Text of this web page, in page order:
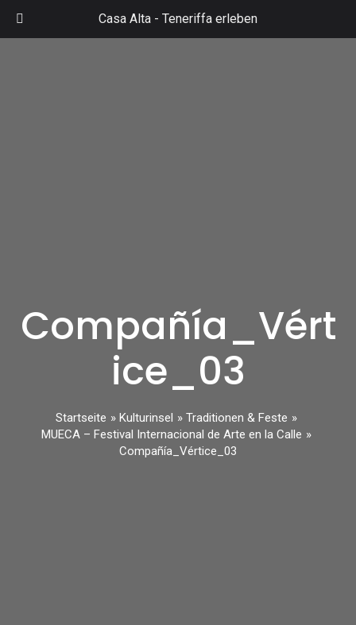
Casa Alta - Teneriffa erleben
Compañía_Vért
ice_03
Startseite Kulturinsel
Traditionen & Feste
MUECA – Festival Internacional de Arte en la Calle
Compañía_Vértice_03